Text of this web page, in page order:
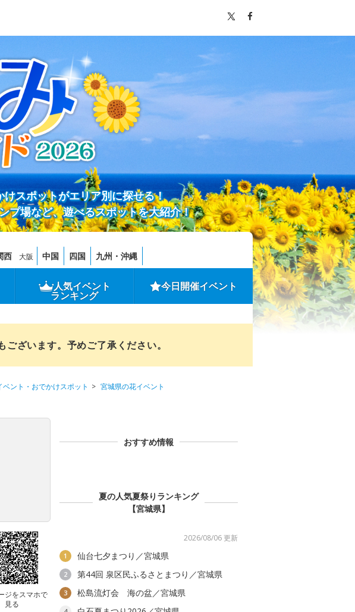
スポットがエリア別に探せる！
プ場など、遊べるスポットを大紹介！
西 大阪 中国 四国 九州・沖縄
人気イベント
ランキング
今日開催イベント
ざいます。予めご了承ください。
ント・おでかけスポット
宮城県の花イベント
ジをスマホで
見る
おすすめ情報
夏の人気夏祭りランキング
【宮城県】
2026/08/06 更新
1 仙台七夕まつり／宮城県
2 第44回 泉区民ふるさとまつり／宮城県
3 松島流灯会 海の盆／宮城県